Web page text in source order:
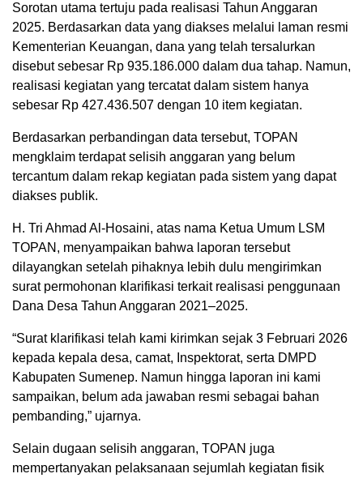
Sorotan utama tertuju pada realisasi Tahun Anggaran
2025. Berdasarkan data yang diakses melalui laman resmi
Kementerian Keuangan, dana yang telah tersalurkan
disebut sebesar Rp 935.186.000 dalam dua tahap. Namun,
realisasi kegiatan yang tercatat dalam sistem hanya
sebesar Rp 427.436.507 dengan 10 item kegiatan.
Berdasarkan perbandingan data tersebut, TOPAN
mengklaim terdapat selisih anggaran yang belum
tercantum dalam rekap kegiatan pada sistem yang dapat
diakses publik.
H. Tri Ahmad Al-Hosaini, atas nama Ketua Umum LSM
TOPAN, menyampaikan bahwa laporan tersebut
dilayangkan setelah pihaknya lebih dulu mengirimkan
surat permohonan klarifikasi terkait realisasi penggunaan
Dana Desa Tahun Anggaran 2021–2025.
“Surat klarifikasi telah kami kirimkan sejak 3 Februari 2026
kepada kepala desa, camat, Inspektorat, serta DMPD
Kabupaten Sumenep. Namun hingga laporan ini kami
sampaikan, belum ada jawaban resmi sebagai bahan
pembanding,” ujarnya.
Selain dugaan selisih anggaran, TOPAN juga
mempertanyakan pelaksanaan sejumlah kegiatan fisik